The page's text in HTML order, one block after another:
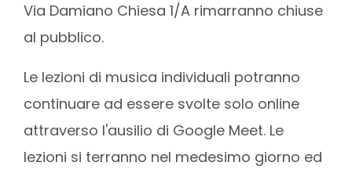
Via Damiano Chiesa 1/A rimarranno chiuse
al pubblico.
Le lezioni di musica individuali potranno
continuare ad essere svolte solo online
attraverso l'ausilio di Google Meet. Le
lezioni si terranno nel medesimo giorno ed